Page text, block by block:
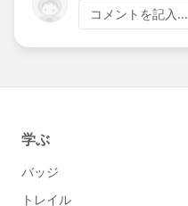
コメントを記入...